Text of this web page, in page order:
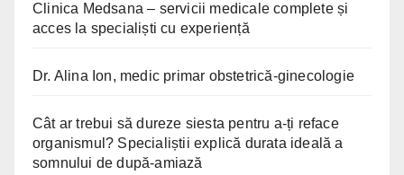
Clinica Medsana – servicii medicale complete și
acces la specialiști cu experiență
Dr. Alina Ion, medic primar obstetrică-ginecologie
Cât ar trebui să dureze siesta pentru a-ți reface
organismul? Specialiștii explică durata ideală a
somnului de după-amiază